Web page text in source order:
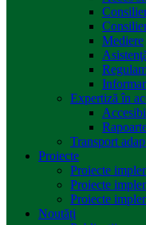
Mediere
Expertiză în
Transport
Proiecte
Proiecte
Proiecte
Proiecte
Noutăți